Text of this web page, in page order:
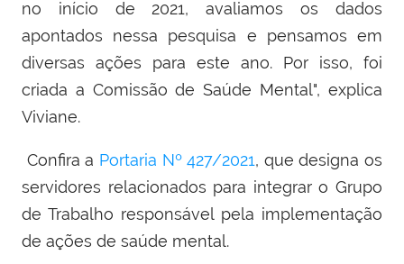
no início de 2021, avaliamos os dados
apontados nessa pesquisa e pensamos em
diversas ações para este ano. Por isso, foi
criada a Comissão de Saúde Mental", explica
Viviane.
Confira a Portaria Nº 427/2021, que designa os
servidores relacionados para integrar o Grupo
de Trabalho responsável pela implementação
de ações de saúde mental.